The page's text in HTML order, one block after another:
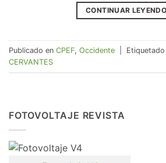
CONTINUAR LEYENDO
Publicado en CPEF, Occidente Etiquetado
CERVANTES
FOTOVOLTAJE REVISTA